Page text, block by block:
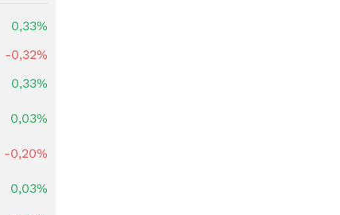
0,33%
-0,32%
0,33%
0,03%
-0,20%
0,03%